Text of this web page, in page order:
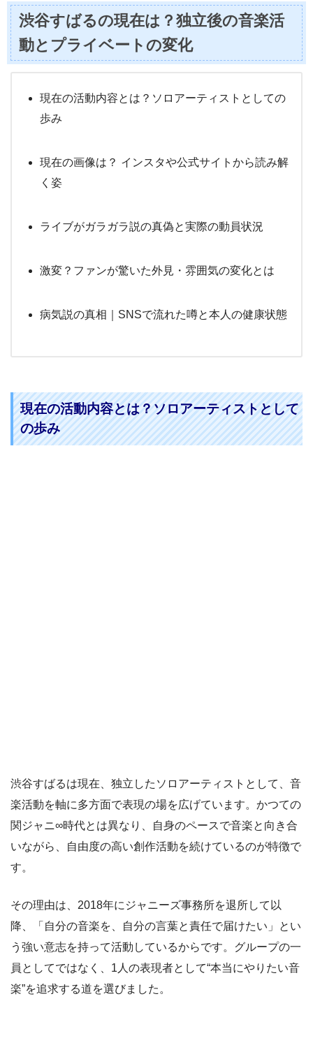
渋谷すばるの現在は？独立後の音楽活
動とプライベートの変化
現在の活動内容とは？ソロアーティストとしての
歩み
現在の画像は？ インスタや公式サイトから読み解
く姿
ライブがガラガラ説の真偽と実際の動員状況
激変？ファンが驚いた外見・雰囲気の変化とは
病気説の真相｜SNSで流れた噂と本人の健康状態
現在の活動内容とは？ソロアーティストとして
の歩み
渋谷すばるは現在、独立したソロアーティストとして、音
楽活動を軸に多方面で表現の場を広げています。かつての
関ジャニ∞時代とは異なり、自身のペースで音楽と向き合
いながら、自由度の高い創作活動を続けているのが特徴で
す。
その理由は、2018年にジャニーズ事務所を退所して以
降、「自分の音楽を、自分の言葉と責任で届けたい」とい
う強い意志を持って活動しているからです。グループの一
員としてではなく、1人の表現者として“本当にやりたい音
楽”を追求する道を選びました。